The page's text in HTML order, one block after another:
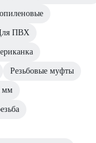
ПВХ
Резьбовые муфты
мм